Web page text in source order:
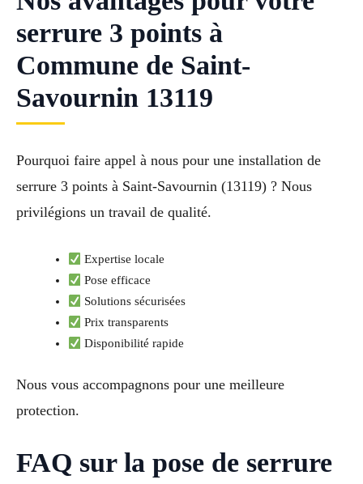
serrure 3 points à
Commune de Saint-
Savournin 13119
Pourquoi faire appel à nous pour une installation de
serrure 3 points à Saint-Savournin (13119) ? Nous
privilégions un travail de qualité.
Expertise locale
Pose efficace
Solutions sécurisées
Prix transparents
Disponibilité rapide
Nous vous accompagnons pour une meilleure
protection.
FAQ sur la pose de serrure